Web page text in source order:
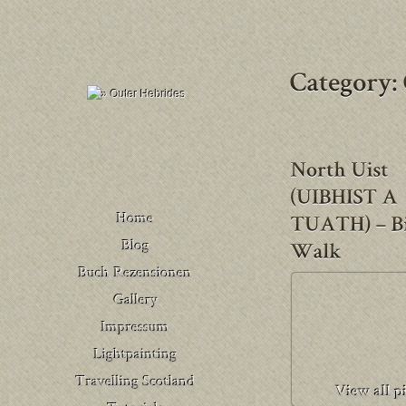
Buch Rezensionen
– Deutschland
Buch Rezensionen
– United Kingdom
Venedig